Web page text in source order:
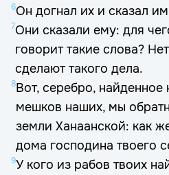
6Он догнал их и сказал
7Они сказали ему: для
говорит такие слова?
сделают такого дела.
8Вот, серебро, найденное
мешков наших, мы
земли Ханаанской: как
дома господина твоего
9У кого из рабов твоих